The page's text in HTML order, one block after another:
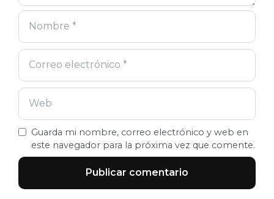
Guarda mi nombre, correo electrónico y web en
este navegador para la próxima vez que comente.